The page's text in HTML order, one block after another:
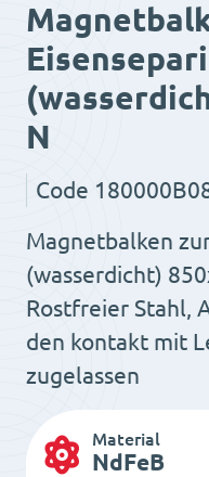
N
Code
Magnetbalken
(wasserdicht)
Rostfreier Stahl,
den kontakt mit
zugelassen
Material
NdFeB